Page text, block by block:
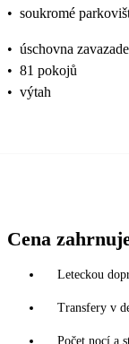
• soukromé
• úschovna
• 81 pokojů
• výtah
Cena
Leteckou
Transfery v
Počet nocí a